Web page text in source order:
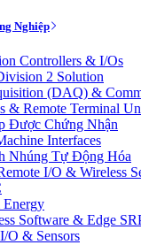
Nghiệp
Controllers & I/Os
2 Solution
(DAQ) &
& Remote Terminal
Được Chứng Nhận
Interfaces
Nhúng Tự Động Hóa
I/O & Wireless
Software & Edge
O & Sensors